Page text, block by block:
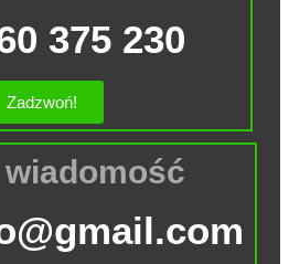
375 230
Zadzwoń!